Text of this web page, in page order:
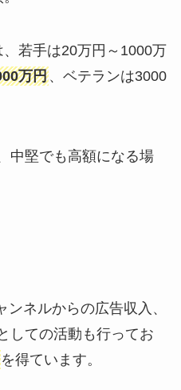
若手は20万円～1000万
万円、ベテランは3000
中堅でも高額になる場
ンネルからの広告収入、
しての活動も行ってお
を得ています。